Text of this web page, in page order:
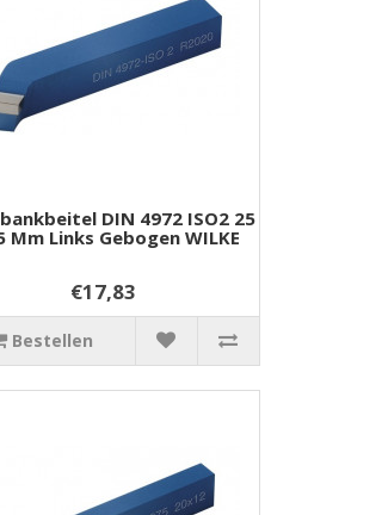
DIN 4972 ISO2 25
Mm Links Gebogen WILKE
€17,83
Bestellen